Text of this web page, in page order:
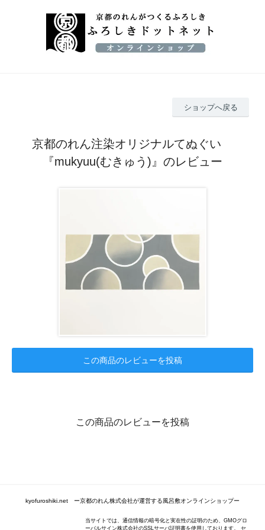
ショップへ戻る
京都のれん注染オリジナルてぬぐい
『mukyuu(むきゅう)』のレビュー
この商品のレビューを投稿
この商品のレビューを投稿
kyofuroshiki.net ー京都のれん株式会社が運営する風呂敷オンラインショップー
当サイトでは、通信情報の暗号化と実在性の証明のため、GMOグロ
ーバルサイン株式会社のSSLサーバ証明書を使用しております。 セ